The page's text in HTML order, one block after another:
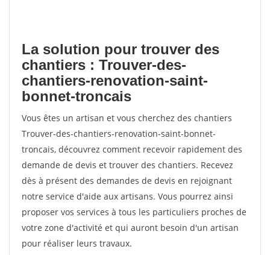
La solution pour trouver des
chantiers : Trouver-des-
chantiers-renovation-saint-
bonnet-troncais
Vous êtes un artisan et vous cherchez des chantiers
Trouver-des-chantiers-renovation-saint-bonnet-
troncais, découvrez comment recevoir rapidement des
demande de devis et trouver des chantiers. Recevez
dès à présent des demandes de devis en rejoignant
notre service d'aide aux artisans. Vous pourrez ainsi
proposer vos services à tous les particuliers proches de
votre zone d'activité et qui auront besoin d'un artisan
pour réaliser leurs travaux.